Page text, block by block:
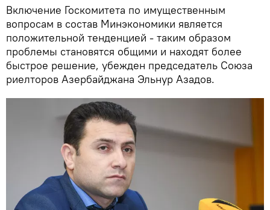
Включение Госкомитета по имущественным
вопросам в состав Минэкономики является
положительной тенденцией - таким образом
проблемы становятся общими и находят более
быстрое решение, убежден председатель Союза
риелторов Азербайджана Эльнур Азадов.